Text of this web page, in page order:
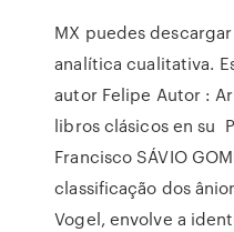
MX puedes
analítica cualitativa.
autor Felipe Autor :
libros clásicos en su
Francisco SÁVIO
classificação dos
Vogel, envolve a